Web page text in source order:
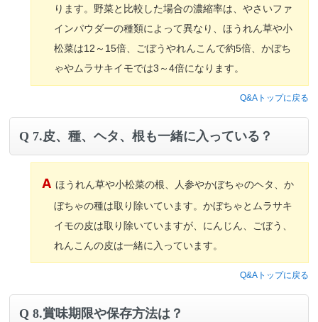
ります。野菜と比較した場合の濃縮率は、やさいファ
インパウダーの種類によって異なり、ほうれん草や小
松菜は12～15倍、ごぼうやれんこんで約5倍、かぼち
ゃやムラサキイモでは3～4倍になります。
Q&Aトップに戻る
7.皮、種、ヘタ、根も一緒に入っている？
ほうれん草や小松菜の根、人参やかぼちゃのヘタ、か
ぼちゃの種は取り除いています。かぼちゃとムラサキ
イモの皮は取り除いていますが、にんじん、ごぼう、
れんこんの皮は一緒に入っています。
Q&Aトップに戻る
8.賞味期限や保存方法は？